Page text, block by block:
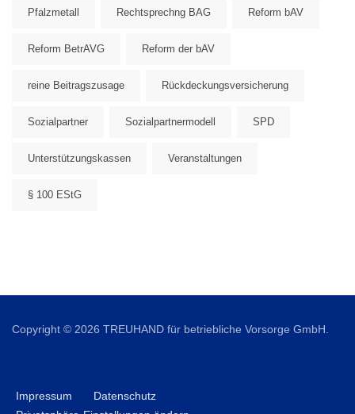
Pfalzmetall Rechtsprechng BAG Reform bAV
Reform BetrAVG Reform der bAV
reine Beitragszusage Rückdeckungsversicherung
Sozialpartner Sozialpartnermodell SPD
Unterstützungskassen Veranstaltungen
§ 100 EStG
Copyright © 2026 TREUHAND für betriebliche Vorsorge GmbH.
Impressum
Datenschutz